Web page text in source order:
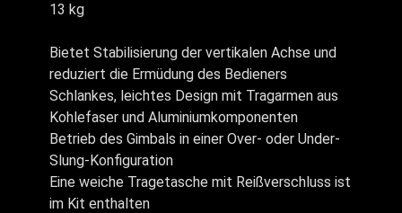
13 kg
Bietet Stabilisierung der vertikalen Achse und
reduziert die Ermüdung des Bedieners
Schlankes, leichtes Design mit Tragarmen aus
Kohlefaser und Aluminiumkomponenten
Betrieb des Gimbals in einer Over- oder Under-
Slung-Konfiguration
Eine weiche Tragetasche mit Reißverschluss ist
im Kit enthalten